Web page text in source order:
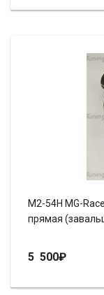
M2-54H MG-
прямая
5 500₽